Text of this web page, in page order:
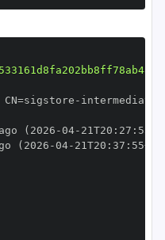
CN=sigstore -
(2026 -04- 21T20 : 27 :
(2026 -04- 21T20 : 37 : 55+00